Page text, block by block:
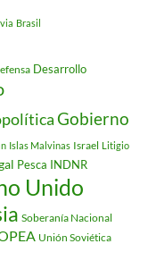
Brasil
Desarrollo
Gobierno
Islas Malvinas Israel Litigio
Pesca INDNR
Unido
Soberanía Nacional
Unión Soviética